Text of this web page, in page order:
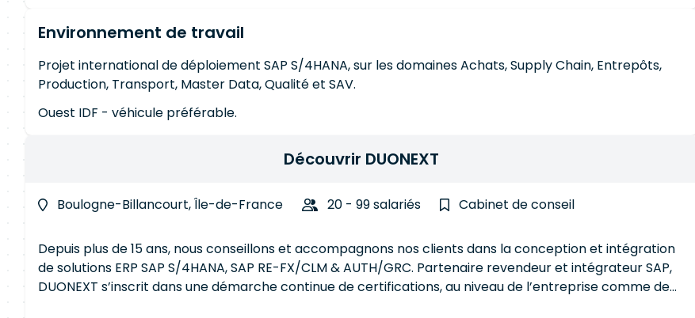
Environnement de travail
Projet international de déploiement SAP S/4HANA, sur les domaines Achats, Supply Chain, Entrepôts,
Production, Transport, Master Data, Qualité et SAV.
Ouest IDF - véhicule préférable.
Découvrir DUONEXT
Boulogne-Billancourt, Île-de-France 20 - 99 salariés Cabinet de conseil
Depuis plus de 15 ans, nous conseillons et accompagnons nos clients dans la conception et intégration
de solutions ERP SAP S/4HANA, SAP RE-FX/CLM & AUTH/GRC.​ Partenaire revendeur et intégrateur SAP,
DUONEXT s’inscrit dans une démarche continue de certifications, au niveau de l’entreprise comme de